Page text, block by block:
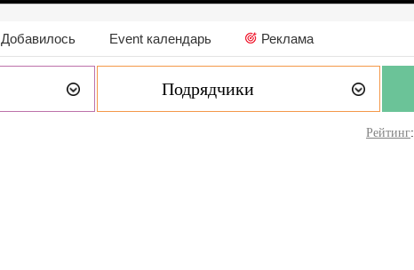
Добавилось Event календарь Реклама
Подрядчики
Рейтинг: